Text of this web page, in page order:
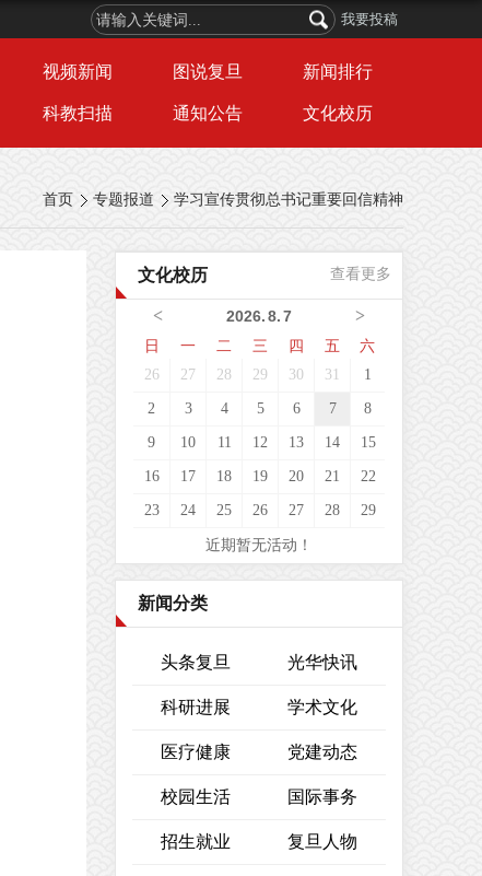
我要投稿
视频新闻 图说复旦 新闻排行
科教扫描 通知公告 文化校历
首页 专题报道 学习宣传贯彻总书记重要回信精神
文化校历 查看更多
< >
2026.8.7
日
一 二 三 四 五 六
26 27 28 29 30 31 1
2 3 4 5 6 7 8
9 10 11 12 13 14 15
16 17 18 19 20 21 22
23 24 25 26 27 28 29
近期暂无活动！
新闻分类
头条复旦 光华快讯
科研进展 学术文化
医疗健康 党建动态
校园生活 国际事务
招生就业 复旦人物